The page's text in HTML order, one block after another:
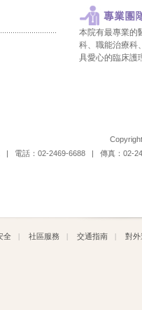
本院有最專業的
科、職能治療科
具愛心的臨床護
| 電話：02-2469-6688 | 傳真：02-
全 | 社區服務 | 交通指南 | 對外